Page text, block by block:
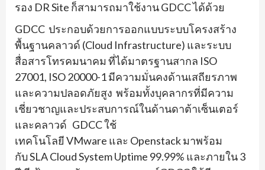
รอง DR Site ก็สามารถมาใช้งาน GDCC ได้ด้วย
GDCC ประกอบด้วยการออกแบบระบบโครงสร้าง
พื้นฐานคลาวด์ (Cloud Infrastructure) และระบบ
สื่อสารโทรคมนาคม ที่ได้มาตรฐานสากล ISO
27001, ISO 20000-1 มีความมั่นคงด้านเสถียรภาพ
และความปลอดภัยสูง พร้อมทั้งบุคลากรที่มีความ
เชี่ยวชาญและประสบการณ์ในด้านดาต้าเซ็นเตอร์
และคลาวด์ GDCC ใช้
เทคโนโลยี VMware และ Openstack มาพร้อม
กับ SLA Cloud System Uptime 99.99% และภายใน 3